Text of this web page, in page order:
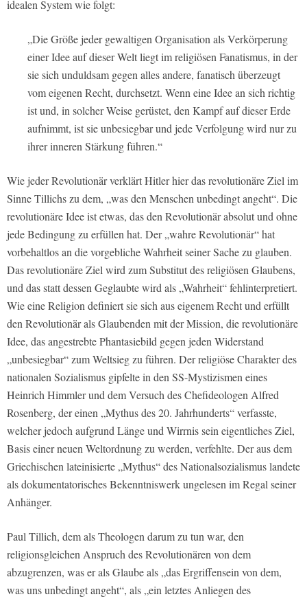
idealen System wie folgt:
„Die Größe jeder gewaltigen Organisation als Verkörperung
einer Idee auf dieser Welt liegt im religiösen Fanatismus, in der
sie sich unduldsam gegen alles andere, fanatisch überzeugt
vom eigenen Recht, durchsetzt. Wenn eine Idee an sich richtig
ist und, in solcher Weise gerüstet, den Kampf auf dieser Erde
aufnimmt, ist sie unbesiegbar und jede Verfolgung wird nur zu
ihrer inneren Stärkung führen.“
Wie jeder Revolutionär verklärt Hitler hier das revolutionäre Ziel im
Sinne Tillichs zu dem, „was den Menschen unbedingt angeht“. Die
revolutionäre Idee ist etwas, das den Revolutionär absolut und ohne
jede Bedingung zu erfüllen hat. Der „wahre Revolutionär“ hat
vorbehaltlos an die vorgebliche Wahrheit seiner Sache zu glauben.
Das revolutionäre Ziel wird zum Substitut des religiösen Glaubens,
und das statt dessen Geglaubte wird als „Wahrheit“ fehlinterpretiert.
Wie eine Religion definiert sie sich aus eigenem Recht und erfüllt
den Revolutionär als Glaubenden mit der Mission, die revolutionäre
Idee, das angestrebte Phantasiebild gegen jeden Widerstand
„unbesiegbar“ zum Weltsieg zu führen. Der religiöse Charakter des
nationalen Sozialismus gipfelte in den SS-Mystizismen eines
Heinrich Himmler und dem Versuch des Chefideologen Alfred
Rosenberg, der einen „Mythus des 20. Jahrhunderts“ verfasste,
welcher jedoch aufgrund Länge und Wirrnis sein eigentliches Ziel,
Basis einer neuen Weltordnung zu werden, verfehlte. Der aus dem
Griechischen lateinisierte „Mythus“ des Nationalsozialismus landete
als dokumentatorisches Bekenntniswerk ungelesen im Regal seiner
Anhänger.
Paul Tillich, dem als Theologen darum zu tun war, den
religionsgleichen Anspruch des Revolutionären von dem
abzugrenzen, was er als Glaube als „das Ergriffensein von dem,
was uns unbedingt angeht“, als „ein letztes Anliegen des